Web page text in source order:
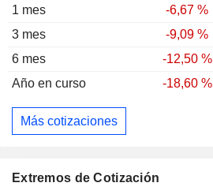
1 mes
-6,67 %
3 mes
-9,09 %
6 mes
-12,50 %
Año en curso
-18,60 %
Más cotizaciones
Extremos de Cotización